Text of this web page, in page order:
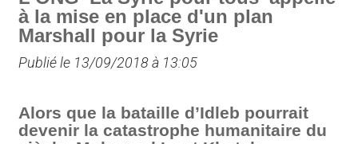
à la mise en place d'un plan
Marshall pour la Syrie
Publié le 13/09/2018 à 13:05
Alors que la bataille d’Idleb pourrait
devenir la catastrophe humanitaire du